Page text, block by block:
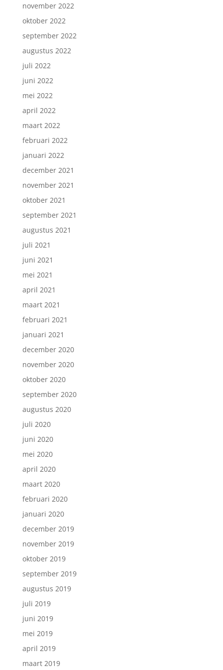
november 2022
oktober 2022
september 2022
augustus 2022
juli 2022
juni 2022
mei 2022
april 2022
maart 2022
februari 2022
januari 2022
december 2021
november 2021
oktober 2021
september 2021
augustus 2021
juli 2021
juni 2021
mei 2021
april 2021
maart 2021
februari 2021
januari 2021
december 2020
november 2020
oktober 2020
september 2020
augustus 2020
juli 2020
juni 2020
mei 2020
april 2020
maart 2020
februari 2020
januari 2020
december 2019
november 2019
oktober 2019
september 2019
augustus 2019
juli 2019
juni 2019
mei 2019
april 2019
maart 2019